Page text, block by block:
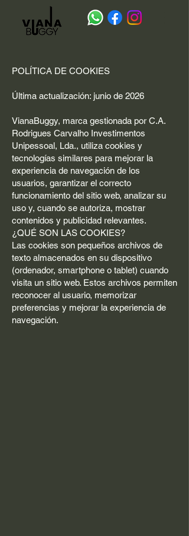
POLÍTICA DE COOKIES
Última actualización: junio de 2026
VianaBuggy, marca gestionada por C.A.
Rodrigues Carvalho Investimentos
Unipessoal, Lda., utiliza cookies y
tecnologías similares para mejorar la
experiencia de navegación de los
usuarios, garantizar el correcto
funcionamiento del sitio web, analizar su
uso y, cuando se autoriza, mostrar
contenidos y publicidad relevantes.
¿QUÉ SON LAS COOKIES?
Las cookies son pequeños archivos de
texto almacenados en su dispositivo
(ordenador, smartphone o tablet) cuando
visita un sitio web. Estos archivos permiten
reconocer al usuario, memorizar
preferencias y mejorar la experiencia de
navegación.